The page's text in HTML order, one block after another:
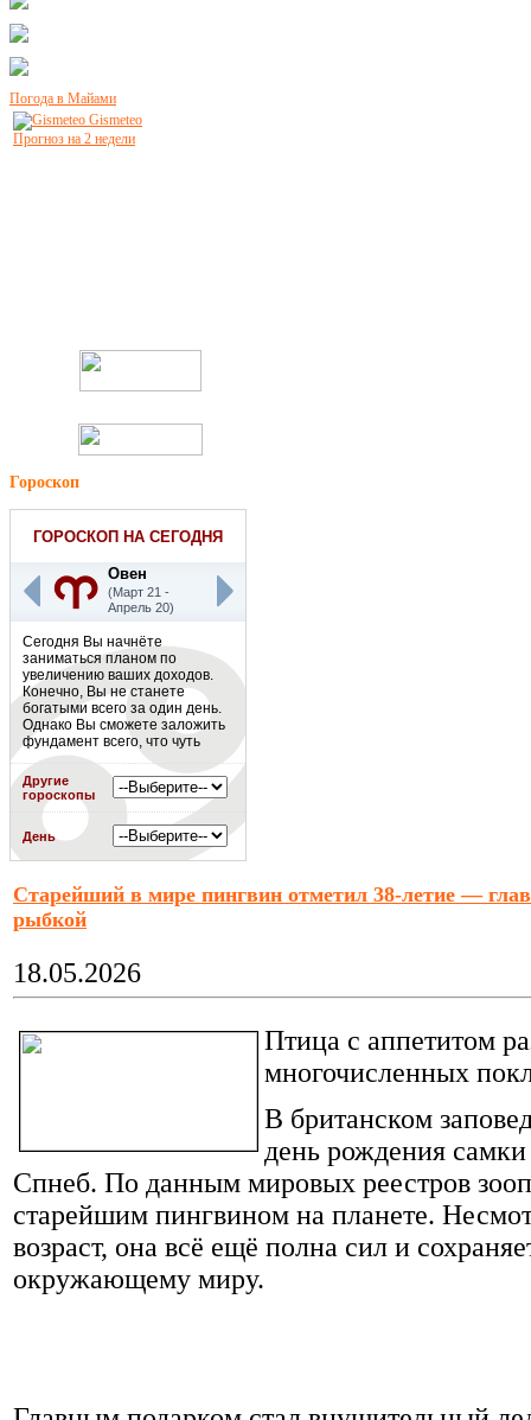
Погода в Майами
Gismeteo
Прогноз на 2 недели
Гороскоп
ГОРОСКОП НА СЕГОДНЯ
Овен
(Март 21 -
Апрель 20)
Сегодня Вы начнёте
заниматься планом по
увеличению ваших доходов.
Конечно, Вы не станете
богатыми всего за один день.
Однако Вы сможете заложить
фундамент всего, что чуть
позже приведет Вас к
заветному процветанию.
Работайте,
совершенствуйтесь в своей
сфере деятельности, но не
забывайте об отдыхе.
Постарайтесь спланировать
в нем всегда было несколько
часов, которые Вы можете
посвятить отдыху.
Другие
гороскопы
День
Старейший в мире пингвин отметил 38-летие —
рыбкой
18.05.2026
Птица с аппетитом
многочисленных
В британском
день рождения
Спнеб. По данным мировых реестров
старейшим пингвином на планете.
возраст, она всё ещё полна сил и
окружающему миру.